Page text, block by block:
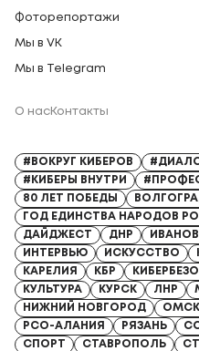
Фоторепортажи
Мы в VK
Мы в Telegram
О насКонтакты
#ВОКРУГ КИБЕРОВ
#КИБЕРЫ ВНУТРИ
80 ЛЕТ ПОБЕДЫ
ГОД ЕДИНСТВА НАРОДОВ
ДАЙДЖЕСТ
ДНР
ИНТЕРВЬЮ
ИСКУССТВО
КАРЕЛИЯ
КБР
КУЛЬТУРА
КУРСК ЛНР
НИЖНИЙ НОВГОРОД
ОМСК
РСО-АЛАНИЯ
РЯЗАНЬ
СПОРТ
СТАВРОПОЛЬ